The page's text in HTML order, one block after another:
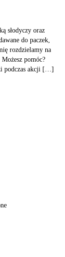
słodyczy oraz
do paczek,
rozdzielamy na
pomóc?
podczas akcji […]